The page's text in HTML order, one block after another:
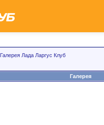
Галерея Лада Ларгус Клуб
Галерея